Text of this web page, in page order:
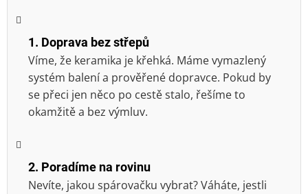
1. Doprava bez střepů
Víme, že keramika je křehká. Máme vymazlený
systém balení a prověřené dopravce. Pokud by
se přeci jen něco po cestě stalo, řešíme to
okamžitě a bez výmluv.
2. Poradíme na rovinu
Nevíte, jakou spárovačku vybrat? Váháte, jestli